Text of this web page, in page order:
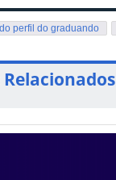
perfil do graduando